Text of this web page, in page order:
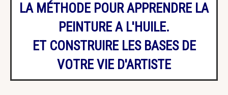
LA MÉTHODE POUR APPRENDRE LA
PEINTURE A L'HUILE.
ET CONSTRUIRE LES BASES DE
VOTRE VIE D'ARTISTE